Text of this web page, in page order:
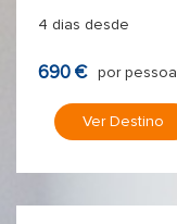
4 dias desde
690 € por pessoa
Ver Destino